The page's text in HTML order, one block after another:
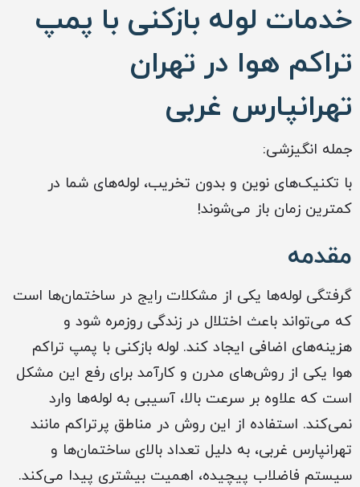
خدمات لوله بازکنی با پمپ
تراکم هوا در تهران
تهرانپارس غربی
جمله انگیزشی:
با تکنیک‌های نوین و بدون تخریب، لوله‌های شما در
کمترین زمان باز می‌شوند!
مقدمه
گرفتگی لوله‌ها یکی از مشکلات رایج در ساختمان‌ها است
که می‌تواند باعث اختلال در زندگی روزمره شود و
هزینه‌های اضافی ایجاد کند. لوله بازکنی با پمپ تراکم
هوا یکی از روش‌های مدرن و کارآمد برای رفع این مشکل
است که علاوه بر سرعت بالا، آسیبی به لوله‌ها وارد
نمی‌کند. استفاده از این روش در مناطق پرتراکم مانند
تهرانپارس غربی، به دلیل تعداد بالای ساختمان‌ها و
سیستم فاضلاب پیچیده، اهمیت بیشتری پیدا می‌کند.